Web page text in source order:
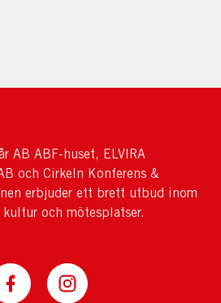
AB ABF-huset, ELVIRA
och Cirkeln Konferens &
erbjuder ett brett utbud inom
och mötesplatser.